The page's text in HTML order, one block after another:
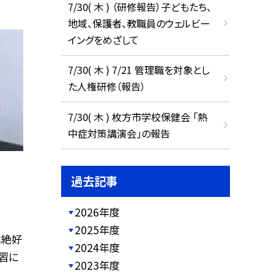
絶好
に
7/30( 木 ) （研修報告）子どもたち、
地域、保護者、教職員のウェルビー
イングをめざして
7/30( 木 ) 7/21 管理職を対象とし
た人権研修（報告）
7/30( 木 ) 枚方市学校保健会 「熱
中症対策講演会」の報告
過去記事
2026年度
2025年度
2024年度
2023年度